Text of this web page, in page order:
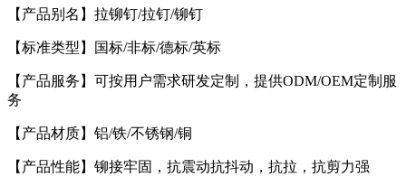
【产品别名】拉铆钉/拉钉/铆钉
【标准类型】国标/非标/德标/英标
【产品服务】可按用户需求研发定制，提供ODM/OEM定制服
务
【产品材质】铝/铁/不锈钢/铜
【产品性能】铆接牢固，抗震动抗抖动，抗拉，抗剪力强